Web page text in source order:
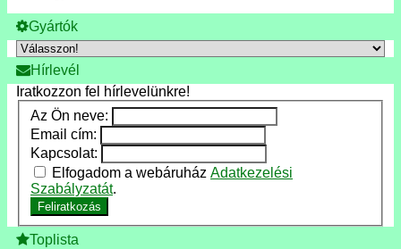
Gyártók
Hírlevél
Iratkozzon fel hírlevelünkre!
Az Ön neve:
Email cím:
Kapcsolat:
Elfogadom a webáruház Adatkezelési
Szabályzatát.
Feliratkozás
Toplista